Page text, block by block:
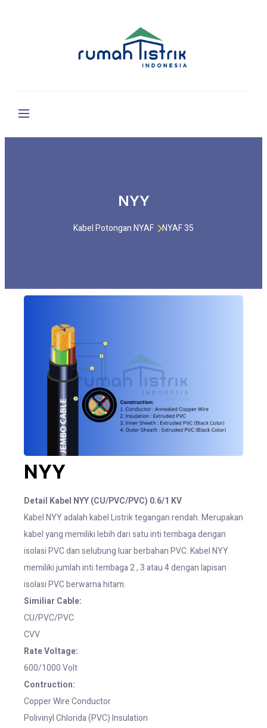
NYY
Kabel Potongan NYAF NYAF 35
NYY
Detail Kabel NYY (CU/PVC/PVC) 0.6/1 KV
Kabel NYY adalah kabel Listrik tegangan rendah. Merupakan
kabel yang memiliki lebih dari satu inti tembaga dengan
isolasi PVC dan selubung luar berbahan PVC. Kabel NYY
memiliki jumlah inti tembaga 2 , 3 atau 4 dengan lapisan
isolasi PVC berwarna hitam.
Similiar Cable:
CU/PVC/PVC
CVV
Rate Voltage:
600/1000 Volt
Contruction:
Copper Wire Conductor
Polivinyl Chlorida (PVC) Insulation